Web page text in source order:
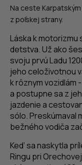
Na ceste
z poľskej strany.
Láska k motorizmu
detstva. Už ako
svoju prvú Ladu
jeho celoživotnou
k rôznym vozidlám
a postupne sa z
jazdenie a
sólo. Preskúmaval
bežného vodiča
Keď sa naskytla
Ringu pri